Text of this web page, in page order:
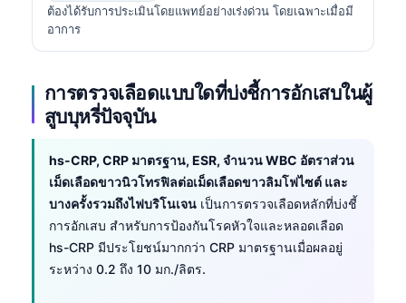
ต้องได้รับการประเมินโดยแพทย์อย่างเร่งด่วน โดยเฉพาะเมื่อมี
อาการ
การตรวจเลือดแบบใดที่บ่งชี้การอักเสบในผู้
สูบบุหรี่ปัจจุบัน
hs-CRP, CRP มาตรฐาน, ESR, จำนวน WBC อัตราส่วน
เม็ดเลือดขาวนิวโทรฟิลต่อเม็ดเลือดขาวลิมโฟไซต์ และ
บางครั้งรวมถึงไฟบริโนเจน เป็นการตรวจเลือดหลักที่บ่งชี้
การอักเสบ สำหรับการป้องกันโรคหัวใจและหลอดเลือด
hs-CRP มีประโยชน์มากกว่า CRP มาตรฐานเมื่อผลอยู่
ระหว่าง 0.2 ถึง 10 มก./ลิตร.